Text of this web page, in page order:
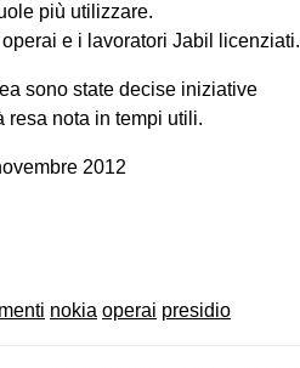
più utilizzare.
e i lavoratori Jabil licenziati.
sono state decise iniziative
resa nota in tempi utili.
2012
nokia operai presidio